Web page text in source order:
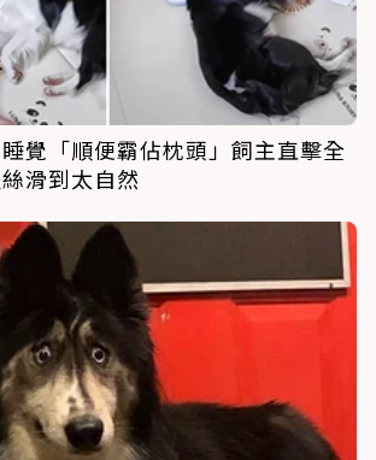
覺「順便霸佔枕頭」飼主直擊全
滑到太自然